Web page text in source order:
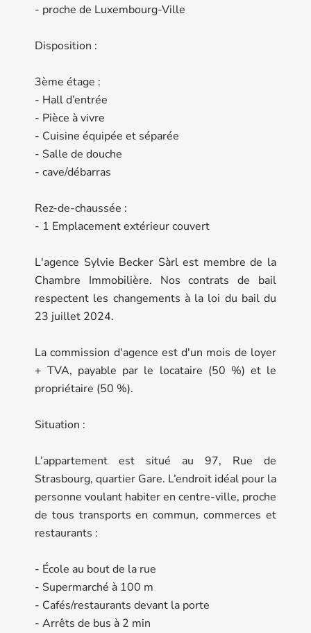
- proche de Luxembourg-Ville
Disposition :
3ème étage :
- Hall d’entrée
- Pièce à vivre
- Cuisine équipée et séparée
- Salle de douche
- cave/débarras
Rez-de-chaussée :
- 1 Emplacement extérieur couvert
L'agence Sylvie Becker Sàrl est membre de la
Chambre Immobilière. Nos contrats de bail
respectent les changements à la loi du bail du
23 juillet 2024.
La commission d'agence est d'un mois de loyer
+ TVA, payable par le locataire (50 %) et le
propriétaire (50 %).
Situation :
L’appartement est situé au 97, Rue de
Strasbourg, quartier Gare. L’endroit idéal pour la
personne voulant habiter en centre-ville, proche
de tous transports en commun, commerces et
restaurants :
- École au bout de la rue
- Supermarché à 100 m
- Cafés/restaurants devant la porte
- Arrêts de bus à 2 min